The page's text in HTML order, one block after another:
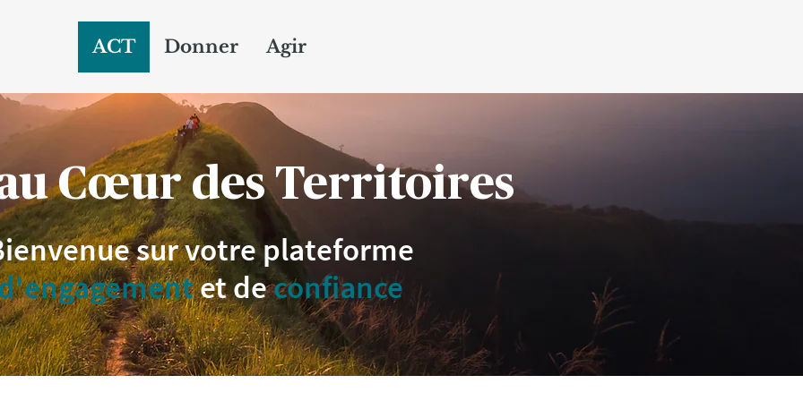
ACT Donner Agir
Cœur des Territoires
sur votre plateforme
et deconfiance